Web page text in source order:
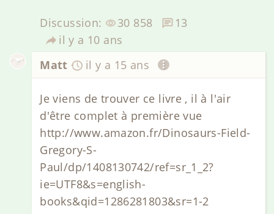
Discussion: 30 858
13
il y a 10 ans
Matt
il y a 15 ans
Je viens de trouver ce livre , il à l'air
d'être complet à première vue
http://www.amazon.fr/Dinosaurs-Field-
Gregory-S-
Paul/dp/1408130742/ref=sr_1_2?
ie=UTF8&s=english-
books&qid=1286281803&sr=1-2